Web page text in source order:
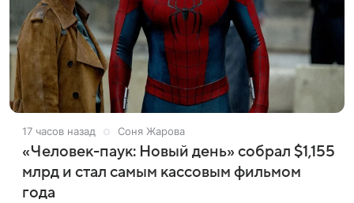
17 часов назад Соня Жарова
«Человек-паук: Новый день» собрал $1,155
млрд и стал самым кассовым фильмом
года